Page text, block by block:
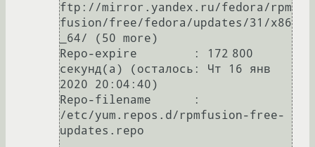
ftp://mirror.yandex.ru/fedora/rpm
fusion/free/fedora/updates/31/x86
_64/ (50 more)
Repo-expire        : 172 800
секунд(а) (осталось: Чт 16 янв
2020 20:04:40)
Repo-filename      :
/etc/yum.repos.d/rpmfusion-free-
updates.repo